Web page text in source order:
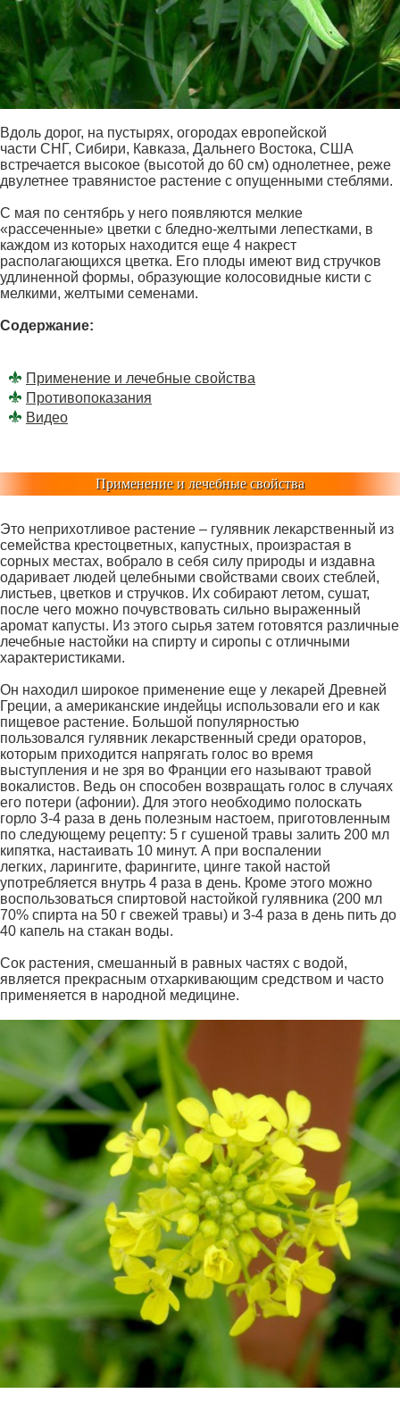
Вдоль дорог, на пустырях, огородах европейской
части СНГ, Сибири, Кавказа, Дальнего Востока, США
встречается высокое (высотой до 60 см) однолетнее, реже
двулетнее травянистое растение с опущенными стеблями.
С мая по сентябрь у него появляются мелкие
«рассеченные» цветки с бледно-желтыми лепестками, в
каждом из которых находится еще 4 накрест
располагающихся цветка. Его плоды имеют вид стручков
удлиненной формы, образующие колосовидные кисти с
мелкими, желтыми семенами.
Содержание:
Применение и лечебные свойства
Противопоказания
Видео
Применение и лечебные свойства
Это неприхотливое растение – гулявник лекарственный из
семейства крестоцветных, капустных, произрастая в
сорных местах, вобрало в себя силу природы и издавна
одаривает людей целебными свойствами своих стеблей,
листьев, цветков и стручков. Их собирают летом, сушат,
после чего можно почувствовать сильно выраженный
аромат капусты. Из этого сырья затем готовятся различные
лечебные настойки на спирту и сиропы с отличными
характеристиками.
Он находил широкое применение еще у лекарей Древней
Греции, а американские индейцы использовали его и как
пищевое растение. Большой популярностью
пользовался гулявник лекарственный среди ораторов,
которым приходится напрягать голос во время
выступления и не зря во Франции его называют травой
вокалистов. Ведь он способен возвращать голос в случаях
его потери (афонии). Для этого необходимо полоскать
горло 3-4 раза в день полезным настоем, приготовленным
по следующему рецепту: 5 г сушеной травы залить 200 мл
кипятка, настаивать 10 минут. А при воспалении
легких, ларингите, фарингите, цинге такой настой
употребляется внутрь 4 раза в день. Кроме этого можно
воспользоваться спиртовой настойкой гулявника (200 мл
70% спирта на 50 г свежей травы) и 3-4 раза в день пить до
40 капель на стакан воды.
Сок растения, смешанный в равных частях с водой,
является прекрасным отхаркивающим средством и часто
применяется в народной медицине.